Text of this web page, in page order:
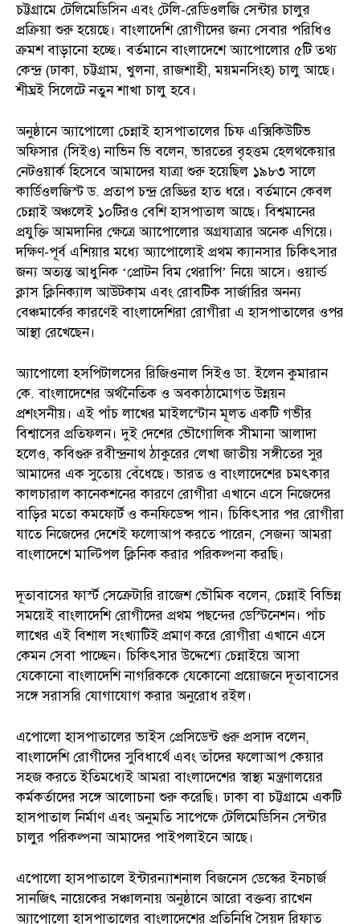
চট্টগ্রামে টেলিমেডিসিন এবং টেলি-রেডিওলজি সেন্টার চালুর
প্রক্রিয়া শুরু হয়েছে। বাংলাদেশি রোগীদের জন্য সেবার পরিধিও
ক্রমশ বাড়ানো হচ্ছে। বর্তমানে বাংলাদেশে অ্যাপোলোর ৫টি তথ্য
কেন্দ্র (ঢাকা, চট্টগ্রাম, খুলনা, রাজশাহী, ময়মনসিংহ) চালু আছে।
শীঘ্রই সিলেটে নতুন শাখা চালু হবে।
অনুষ্ঠানে অ্যাপোলো চেন্নাই হাসপাতালের চিফ এক্সিকিউটিভ
অফিসার (সিইও) নাভিন ভি বলেন, ভারতের বৃহত্তম হেলথকেয়ার
নেটওয়ার্ক হিসেবে আমাদের যাত্রা শুরু হয়েছিল ১৯৮৩ সালে
কার্ডিওলজিস্ট ড. প্রতাপ চন্দ্র রেড্ডির হাত ধরে। বর্তমানে কেবল
চেন্নাই অঞ্চলেই ১০টিরও বেশি হাসপাতাল আছে। বিশ্বমানের
প্রযুক্তি আমদানির ক্ষেত্রে অ্যাপোলোর অগ্রযাত্রার অনেক এগিয়ে।
দক্ষিণ-পূর্ব এশিয়ার মধ্যে অ্যাপোলোই প্রথম ক্যানসার চিকিৎসার
জন্য অত্যন্ত আধুনিক ‘প্রোটন বিম থেরাপি’ নিয়ে আসে। ওয়ার্ল্ড
ক্লাস ক্লিনিক্যাল আউটকাম এবং রোবটিক সার্জারির অনন্য
বেঞ্চমার্কের কারণেই বাংলাদেশিরা রোগীরা এ হাসপাতালের ওপর
আস্থা রেখেছেন।
অ্যাপোলো হসপিটালসের রিজিওনাল সিইও ডা. ইলেন কুমারান
কে. বাংলাদেশের অর্থনৈতিক ও অবকাঠামোগত উন্নয়ন
প্রশংসনীয়। এই পাঁচ লাখের মাইলস্টোন মূলত একটি গভীর
বিশ্বাসের প্রতিফলন। দুই দেশের ভৌগোলিক সীমানা আলাদা
হলেও, কবিগুরু রবীন্দ্রনাথ ঠাকুরের লেখা জাতীয় সঙ্গীতের সুর
আমাদের এক সুতোয় বেঁধেছে। ভারত ও বাংলাদেশের চমৎকার
কালচারাল কানেকশনের কারণে রোগীরা এখানে এসে নিজেদের
বাড়ির মতো কমফোর্ট ও কনফিডেন্স পান। চিকিৎসার পর রোগীরা
যাতে নিজেদের দেশেই ফলোআপ করতে পারেন, সেজন্য আমরা
বাংলাদেশে মাল্টিপল ক্লিনিক করার পরিকল্পনা করছি।
দূতাবাসের ফার্স্ট সেক্রেটারি রাজেশ ভৌমিক বলেন, চেন্নাই বিভিন্ন
সময়েই বাংলাদেশি রোগীদের প্রথম পছন্দের ডেস্টিনেশন। পাঁচ
লাখের এই বিশাল সংখ্যাটিই প্রমাণ করে রোগীরা এখানে এসে
কেমন সেবা পাচ্ছেন। চিকিৎসার উদ্দেশ্যে চেন্নাইয়ে আসা
যেকোনো বাংলাদেশি নাগরিককে যেকোনো প্রয়োজনে দূতাবাসের
সঙ্গে সরাসরি যোগাযোগ করার অনুরোধ রইল।
এপোলো হাসপাতালের ভাইস প্রেসিডেন্ট গুরু প্রসাদ বলেন,
বাংলাদেশি রোগীদের সুবিধার্থে এবং তাঁদের ফলোআপ কেয়ার
সহজ করতে ইতিমধ্যেই আমরা বাংলাদেশের স্বাস্থ্য মন্ত্রণালয়ের
কর্মকর্তাদের সঙ্গে আলোচনা শুরু করেছি। ঢাকা বা চট্টগ্রামে একটি
হাসপাতাল নির্মাণ এবং অনুমতি সাপেক্ষে টেলিমেডিসিন সেন্টার
চালুর পরিকল্পনা আমাদের পাইপলাইনে আছে।
এপোলো হাসপাতালে ইন্টারন্যাশনাল বিজনেস ডেস্কের ইনচার্জ
সানজিৎ নায়েকের সঞ্চালনায় অনুষ্ঠানে আরো বক্তব্য রাখেন
অ্যাপোলো হাসপাতালের বাংলাদেশের প্রতিনিধি সৈয়দ রিফাত